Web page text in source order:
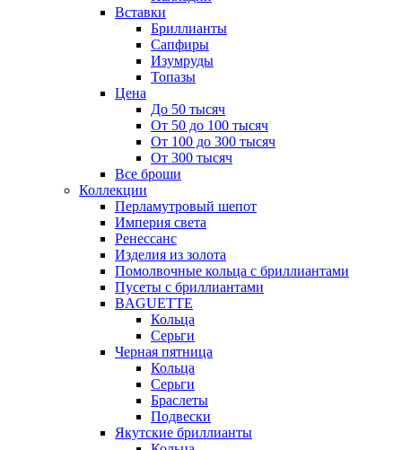
Вставки
Бриллианты
Сапфиры
Изумруды
Топазы
Цена
До 50 тысяч
От 50 до 100 тысяч
От 100 до 300 тысяч
От 300 тысяч
Все броши
Коллекции
Перламутровый шепот
Империя света
Ренессанс
Изделия из золота
Помолвочные кольца с бриллиантами
Пусеты с бриллиантами
BAGUETTE
Кольца
Серьги
Черная пятница
Кольца
Серьги
Браслеты
Подвески
Якутские бриллианты